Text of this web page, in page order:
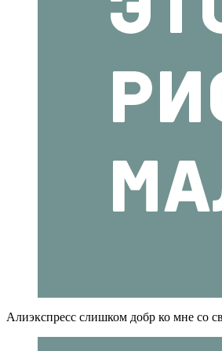
Алиэкспресс слишком добр ко мне со